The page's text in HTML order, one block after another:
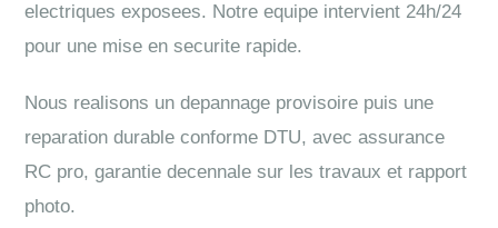
electriques exposees. Notre equipe intervient 24h/24
pour une mise en securite rapide.
Nous realisons un depannage provisoire puis une
reparation durable conforme DTU, avec assurance
RC pro, garantie decennale sur les travaux et rapport
photo.